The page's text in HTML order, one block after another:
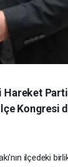
Kongresi
ilçedeki